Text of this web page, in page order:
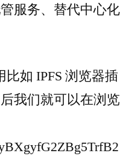
服务、替代中心化
如 IPFS 浏览器插
我们就可以在浏览